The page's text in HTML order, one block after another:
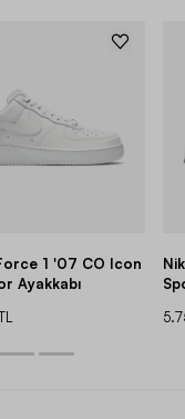
1 '07 CO Icon
Ayakkabı